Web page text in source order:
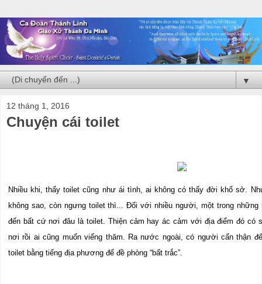
▼
12 tháng 1, 2016
Chuyện cái toilet
Nhiều khi, thấy toilet cũng như ái tình, ai không có thấy đời khổ sở.
không sao, còn ngưng toilet thì... Đối với nhiều người, một trong những
đến bất cứ nơi đâu là toilet. Thiện cảm hay ác cảm với địa điểm đó có
nơi rồi ai cũng muốn viếng thăm. Ra nước ngoài, có người cẩn thận
toilet bằng tiếng địa phương để đề phòng “bất trắc”.